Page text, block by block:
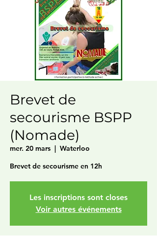
Brevet de
secourisme BSPP
(Nomade)
mer. 20 mars
  |
Waterloo
Brevet de secourisme en 12h
Les inscriptions sont closes
Voir autres événements